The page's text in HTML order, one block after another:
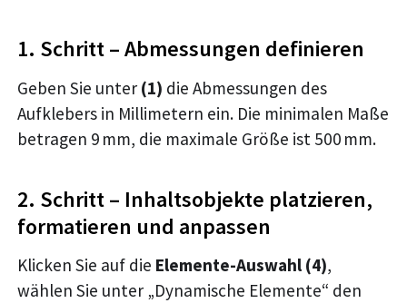
1. Schritt – Abmessungen definieren
Geben Sie unter (1) die Abmessungen des
Aufklebers in Millimetern ein. Die minimalen Maße
betragen 9 mm, die maximale Größe ist 500 mm.
2. Schritt – Inhaltsobjekte platzieren,
formatieren und anpassen
Klicken Sie auf die Elemente-Auswahl (4),
wählen Sie unter „Dynamische Elemente“ den